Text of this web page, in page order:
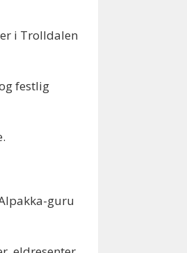
i Trolldalen
festlig
guru